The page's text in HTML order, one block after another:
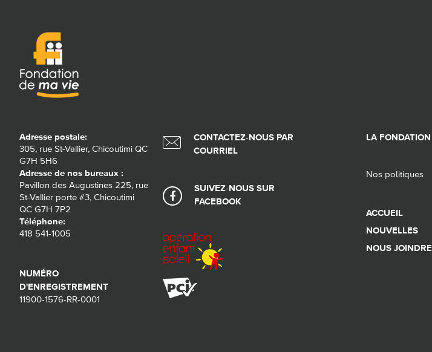
Adresse postale:
305, rue St-Vallier, Chicoutimi QC
G7H 5H6
Adresse de nos bureaux :
Pavillon des Augustines 225, rue
St-Vallier porte #3, Chicoutimi
QC G7H 7P2
Téléphone:
418 541-1005
NUMÉRO
D'ENREGISTREMENT
11900-1576-RR-0001
CONTACTEZ-NOUS PAR
COURRIEL
SUIVEZ-NOUS SUR
FACEBOOK
LA FONDATION
Nos politiques
ACCUEIL
NOUVELLES
NOUS JOINDRE